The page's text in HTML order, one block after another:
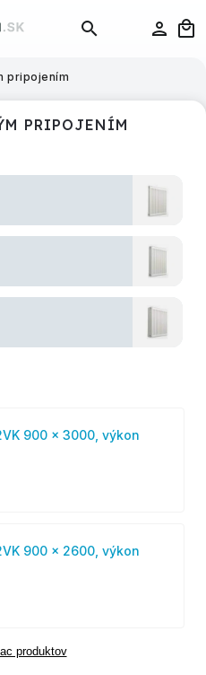
pripojením
PRIPOJENÍM
900 x 3000, výkon
900 x 2600, výkon
produktov